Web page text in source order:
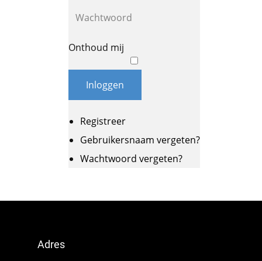
Onthoud mij
Inloggen
Registreer
Gebruikersnaam vergeten?
Wachtwoord vergeten?
Adres